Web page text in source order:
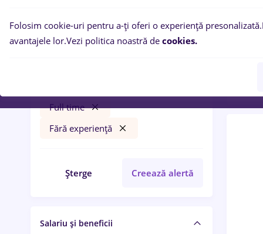
Filtre
Full time
Fără experiență
Șterge Creează alertă
Salariu și beneficii
0
Folosim cookie-uri pentru a-ți oferi o experiență presonalizată.
avantajele lor.Vezi politica noastră de cookies.